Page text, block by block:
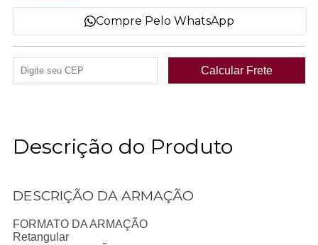
Compre Pelo WhatsApp
Descrição do Produto
DESCRIÇÃO DA ARMAÇÃO
FORMATO DA ARMAÇÃO
Retangular